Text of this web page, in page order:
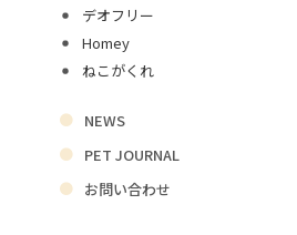
デオフリー
Homey
ねこがくれ
NEWS
PET JOURNAL
お問い合わせ